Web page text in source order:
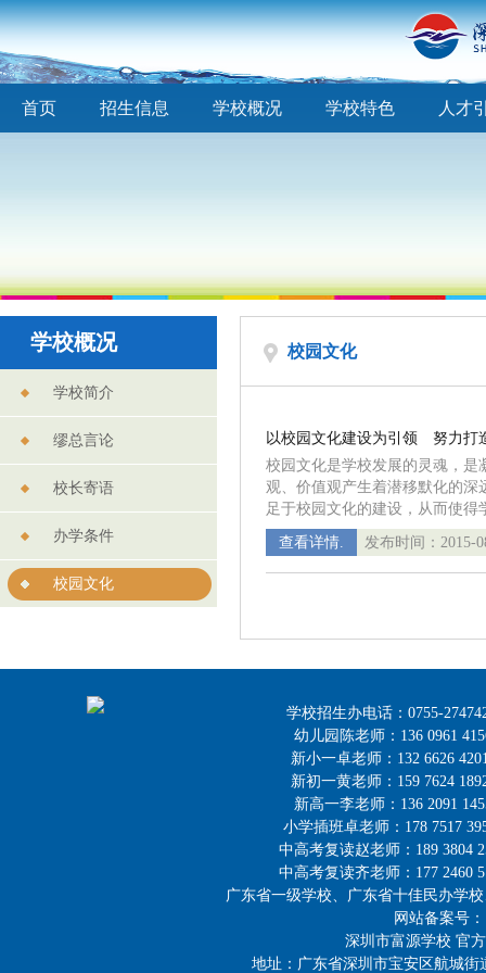
首页 招生信息 学校概况 学校特色 人才
学校概况
学校简介
缪总言论
校长寄语
办学条件
校园文化
校园文化
以校园文化建设为引领 努力打
校园文化是学校发展的灵魂，是
观、价值观产生着潜移默化的
足于校园文化的建设，从而使
查看详情. 发布时间：2015-
学校招生办电话：0755-
幼儿园陈老师：136 0961
新小一卓老师：132 6626
新初一黄老师：159 7624
新高一李老师：136 2091
小学插班卓老师：178 7517
中高考复读赵老师：189 3804
中高考复读齐老师：177 2460
广东省一级学校、广东省十佳民办学
网站备案号
深圳市富源学校 官
地址：广东省深圳市宝安区航城街